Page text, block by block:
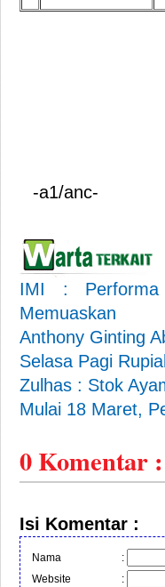
-a1/anc-
IMI : Performa
Memuaskan
Anthony Ginting
Selasa Pagi
Zulhas : Stok
Mulai 18 Maret,
0Komentar :
Isi Komentar :
Nama
:
Website
: